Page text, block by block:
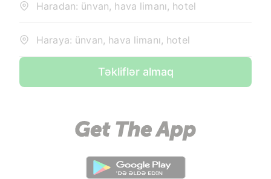
Haradan: ünvan, hava limanı, hotel
Haraya: ünvan, hava limanı, hotel
Təkliflər almaq